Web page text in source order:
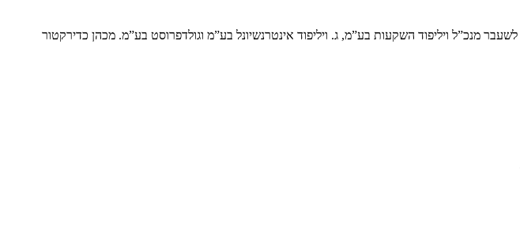
מנכ”ל ויליפוד השקעות בע”מ, ג. ויליפוד אינטרנשיונל בע”מ וגולדפרוסט בע”מ. מכהן כדירקטור